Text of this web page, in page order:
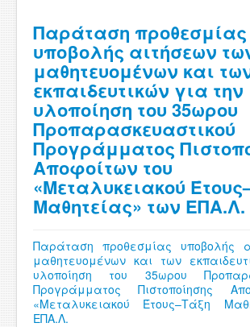
Παράταση προθεσμίας
υποβολής αιτήσεων
μαθητευομένων και
εκπαιδευτικών για την
υλοποίηση του 35ωρου
Προπαρασκευαστικού
Προγράμματος
Αποφοίτων του
«Μεταλυκειακού
Μαθητείας» των ΕΠΑ.Λ.
Παράταση προθεσμίας υποβολής
μαθητευομένων και των
υλοποίηση του 35ωρου
Προγράμματος Πιστοποίησης
«Μεταλυκειακού Έτους–Τάξη
ΕΠΑ.Λ.